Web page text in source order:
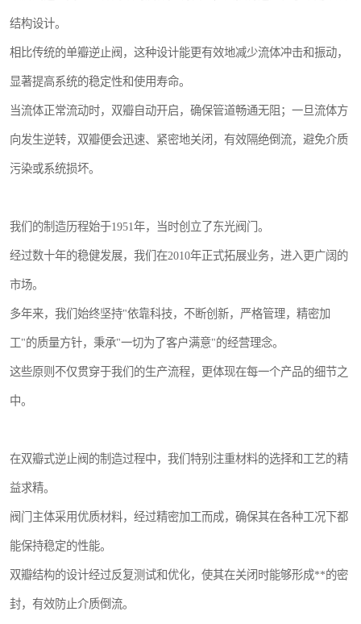
结构设计。
相比传统的单瓣逆止阀，这种设计能更有效地减少流体冲击和振动，
显著提高系统的稳定性和使用寿命。
当流体正常流动时，双瓣自动开启，确保管道畅通无阻；一旦流体方
向发生逆转，双瓣便会迅速、紧密地关闭，有效隔绝倒流，避免介质
污染或系统损坏。
我们的制造历程始于1951年，当时创立了东光阀门。
经过数十年的稳健发展，我们在2010年正式拓展业务，进入更广阔的
市场。
多年来，我们始终坚持"依靠科技，不断创新，严格管理，精密加
工"的质量方针，秉承"一切为了客户满意"的经营理念。
这些原则不仅贯穿于我们的生产流程，更体现在每一个产品的细节之
中。
在双瓣式逆止阀的制造过程中，我们特别注重材料的选择和工艺的精
益求精。
阀门主体采用优质材料，经过精密加工而成，确保其在各种工况下都
能保持稳定的性能。
双瓣结构的设计经过反复测试和优化，使其在关闭时能够形成**的密
封，有效防止介质倒流。